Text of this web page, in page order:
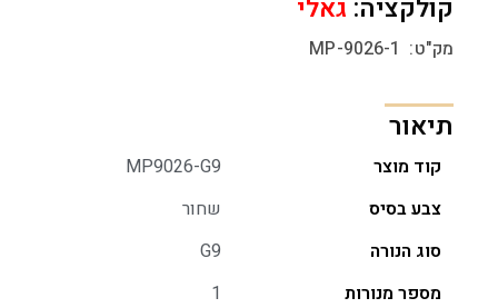
קולקציה: גאלי
מק"ט: MP-9026-1
תיאור
קוד מוצר
MP9026-G9
צבע בסיס
שחור
סוג הנורה
G9
מספר מנורות
1